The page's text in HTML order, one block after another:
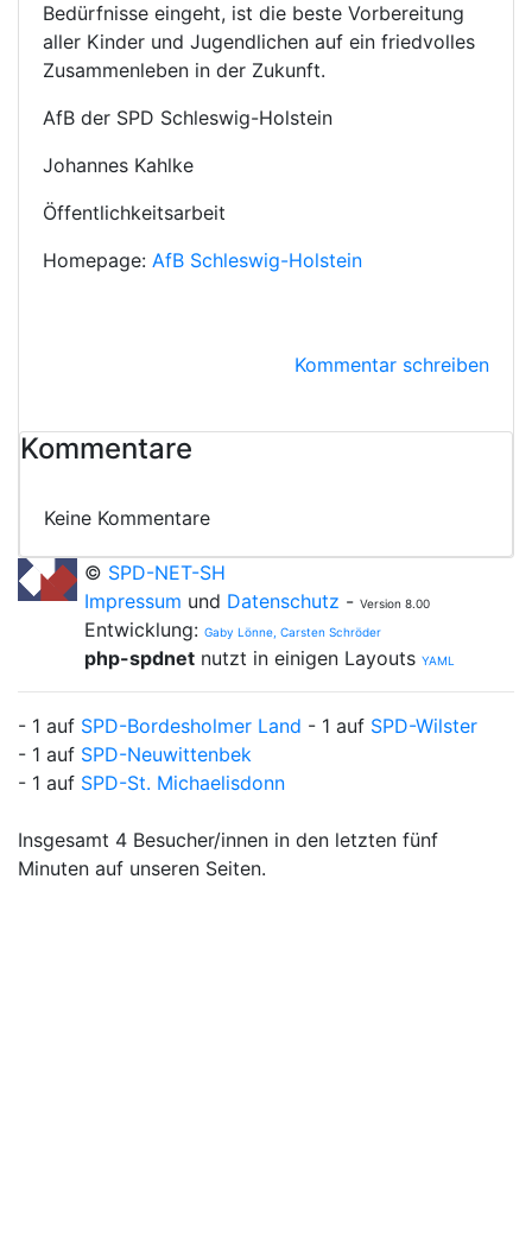
Bedürfnisse eingeht, ist die beste Vorbereitung
aller Kinder und Jugendlichen auf ein friedvolles
Zusammenleben in der Zukunft.
AfB der SPD Schleswig-Holstein
Johannes Kahlke
Öffentlichkeitsarbeit
Homepage: AfB Schleswig-Holstein
Kommentar schreiben
Kommentare
Keine Kommentare
© SPD-NET-SH
Impressum und Datenschutz - Version 8.00
Entwicklung: Gaby Lönne, Carsten Schröder
php-spdnet nutzt in einigen Layouts YAML
- 1 auf SPD-Bordesholmer Land - 1 auf SPD-Wilster
- 1 auf SPD-Neuwittenbek
- 1 auf SPD-St. Michaelisdonn
Insgesamt 4 Besucher/innen in den letzten fünf
Minuten auf unseren Seiten.